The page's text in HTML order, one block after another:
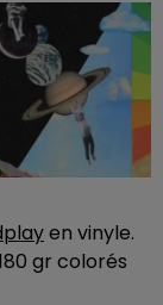
en vinyle.
gr colorés